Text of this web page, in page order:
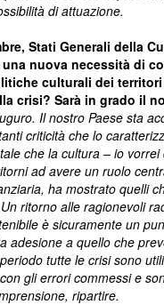
di attuazione.
Stati Generali della
una nuova necessità di
culturali dei territori
crisi? Sarà in grado il
Il nostro Paese sta
criticità che lo
che la cultura – io
ad avere un ruolo
ha mostrato quelli
ritorno alle ragionevoli
è sicuramente un
adesione a quello che
tutte le crisi sono
gli errori commessi e
ripartire.